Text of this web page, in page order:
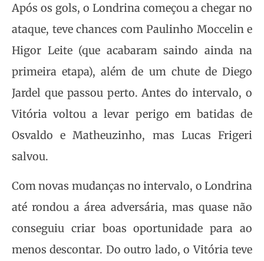
Após os gols, o Londrina começou a chegar no
ataque, teve chances com Paulinho Moccelin e
Higor Leite (que acabaram saindo ainda na
primeira etapa), além de um chute de Diego
Jardel que passou perto. Antes do intervalo, o
Vitória voltou a levar perigo em batidas de
Osvaldo e Matheuzinho, mas Lucas Frigeri
salvou.
Com novas mudanças no intervalo, o Londrina
até rondou a área adversária, mas quase não
conseguiu criar boas oportunidade para ao
menos descontar. Do outro lado, o Vitória teve